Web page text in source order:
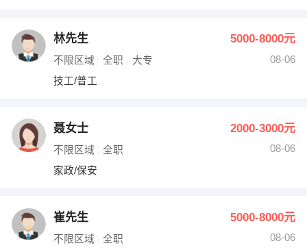
林先生 5000-8000元
不限区域 全职 大专
08-06
技工/普工
聂女士 2000-3000元
不限区域 全职
08-06
家政/保安
崔先生 5000-8000元
不限区域 全职
08-06